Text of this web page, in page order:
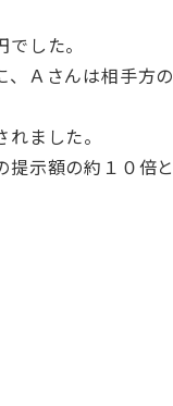
した。
Ａさんは相手方の
ました。
示額の約１０倍と